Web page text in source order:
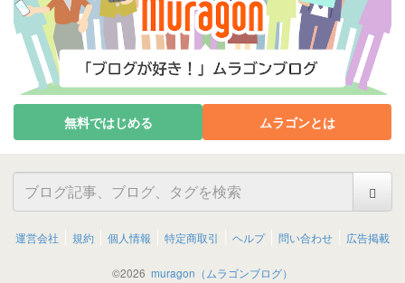
無料ではじめる ムラゴンとは
運営会社 規約 個人情報 特定商取引 ヘルプ 問い合わせ 広告掲載
©2026 muragon（ムラゴンブログ）